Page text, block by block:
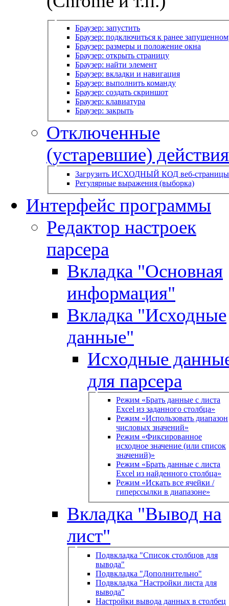
Браузер: запустить
Браузер: подключиться к ранее
Браузер: размеры и положение окна
Браузер: открыть страницу
Браузер: найти элемент
Браузер: вкладки и навигация
Браузер: выполнить команду
Браузер: создать скриншот
Браузер: клавиатура
Браузер: закрыть
Отключенные
(устаревшие) действия
Загрузить ИСХОДНЫЙ КОД веб-страницы
Регулярные выражения (выборка)
Интерфейс программы
Редактор настроек
парсера
Вкладка "Основная
информация"
Вкладка "Исходные
данные"
Исходные
для парсера
Режим «Брать данные с листа
Excel из заданного столбца»
Режим «Использовать диапазон
числовых значений»
Режим «Фиксированное
исходное значение (или список
значений)»
Режим «Брать данные с листа
Excel из найденного столбца»
Режим «Искать все ячейки /
гиперссылки в диапазоне»
Вкладка "Вывод на
лист"
Подвкладка "Список столбцов для
вывода"
Подвкладка "Дополнительно"
Подвкладка "Настройки листа для
вывода"
Настройки вывода данных в столбец